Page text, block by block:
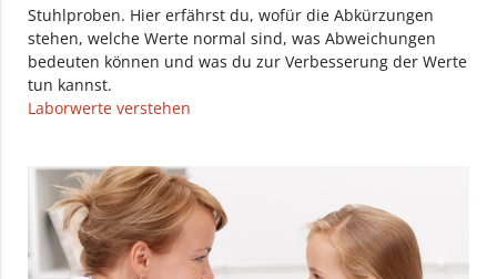
Stuhlproben. Hier erfährst du, wofür die Abkürzungen
stehen, welche Werte normal sind, was Abweichungen
bedeuten können und was du zur Verbesserung der Werte
tun kannst.
Laborwerte verstehen